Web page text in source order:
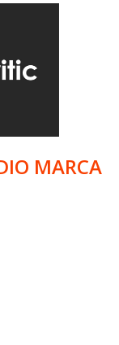
MARCA